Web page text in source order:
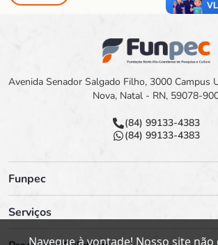
Avenida Senador Salgado Filho, 3000 Campus
Nova, Natal - RN, 59078-
(84) 99133-4383
(84) 99133-4383
Funpec
Serviços
Navegue à vontade! Nosso site